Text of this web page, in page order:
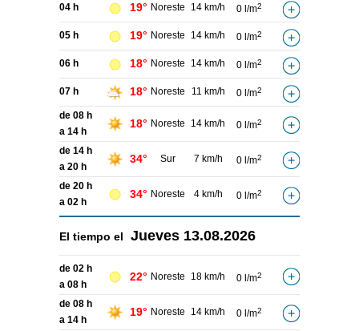
04 h 19° Noreste 14 km/h 0 l/m2
05 h 19° Noreste 14 km/h 0 l/m2
06 h 18° Noreste 14 km/h 0 l/m2
07 h 18° Noreste 11 km/h 0 l/m2
de 08 h
a 14 h
18° Noreste 14 km/h 0 l/m2
de 14 h
a 20 h
34° Sur 7 km/h 0 l/m2
de 20 h
a 02 h
34° Noreste 4 km/h 0 l/m2
El tiempo el Jueves 13.08.2026
de 02 h
a 08 h
22° Noreste 18 km/h 0 l/m2
de 08 h
a 14 h
19° Noreste 14 km/h 0 l/m2